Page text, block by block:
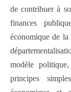
de contribuer à
finances
économique de
modèle
principes